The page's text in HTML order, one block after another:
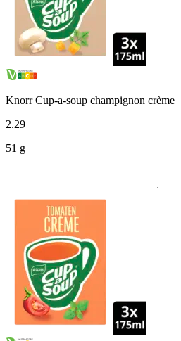
Knorr Cup-a-soup champignon crème
2.29
51 g